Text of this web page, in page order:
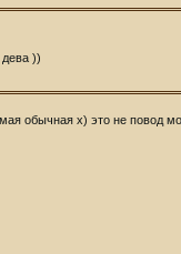
))
обычная х) это не повод